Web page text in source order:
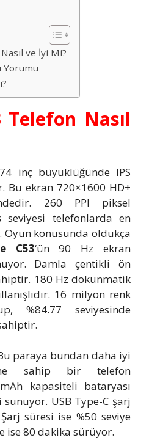
ve İyi Mi?
Yorumu
Telefon Nasıl
inç büyüklüğünde IPS
Bu ekran 720×1600 HD+
260 PPI piksel
telefonlarda en
konusunda oldukça
C53‘ün 90 Hz ekran
Damla çentikli ön
180 Hz dokunmatik
16 milyon renk
%84.77 seviyesinde
paraya bundan daha iyi
sahip bir telefon
kapasiteli bataryası
sunuyor. USB Type-C şarj
süresi ise %50 seviye
ise 80 dakika sürüyor.